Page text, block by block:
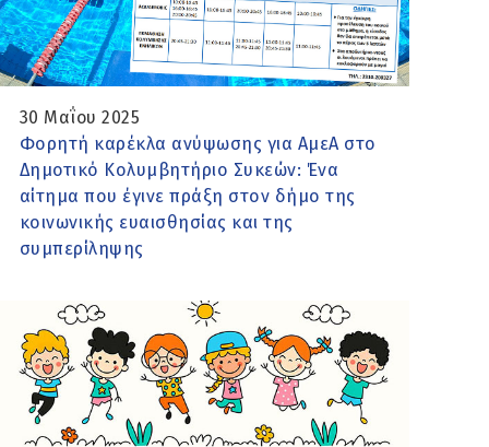
30 Μαΐου 2025
Φορητή καρέκλα ανύψωσης για ΑμεΑ στο
Δημοτικό Κολυμβητήριο Συκεών: Ένα
αίτημα που έγινε πράξη στον δήμο της
κοινωνικής ευαισθησίας και της
συμπερίληψης